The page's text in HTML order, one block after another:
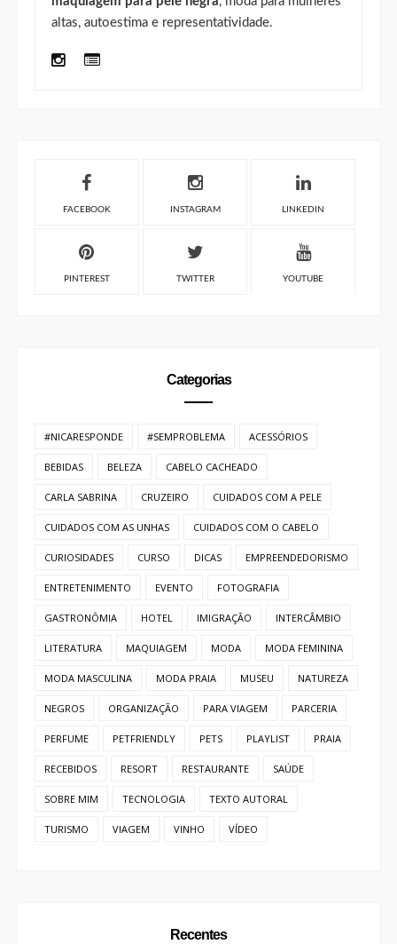
altas, autoestima e representatividade.
FACEBOOK INSTAGRAM LINKEDIN
PINTEREST TWITTER YOUTUBE
Categorias
#NICARESPONDE #SEMPROBLEMA ACESSÓRIOS
BEBIDAS BELEZA CABELO CACHEADO
CARLA SABRINA CRUZEIRO CUIDADOS COM A PELE
CUIDADOS COM AS UNHAS CUIDADOS COM O CABELO
CURIOSIDADES CURSO DICAS EMPREENDEDORISMO
ENTRETENIMENTO EVENTO FOTOGRAFIA
GASTRONÔMIA HOTEL IMIGRAÇÃO INTERCÂMBIO
LITERATURA MAQUIAGEM MODA MODA FEMININA
MODA MASCULINA MODA PRAIA MUSEU NATUREZA
NEGROS ORGANIZAÇÃO PARA VIAGEM PARCERIA
PERFUME PETFRIENDLY PETS PLAYLIST PRAIA
RECEBIDOS RESORT RESTAURANTE SAÚDE
SOBRE MIM TECNOLOGIA TEXTO AUTORAL
TURISMO VIAGEM VINHO VÍDEO
Recentes